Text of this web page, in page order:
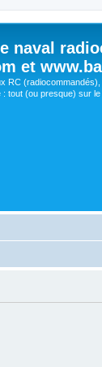
naval
et
RC
tout (ou presque) sur